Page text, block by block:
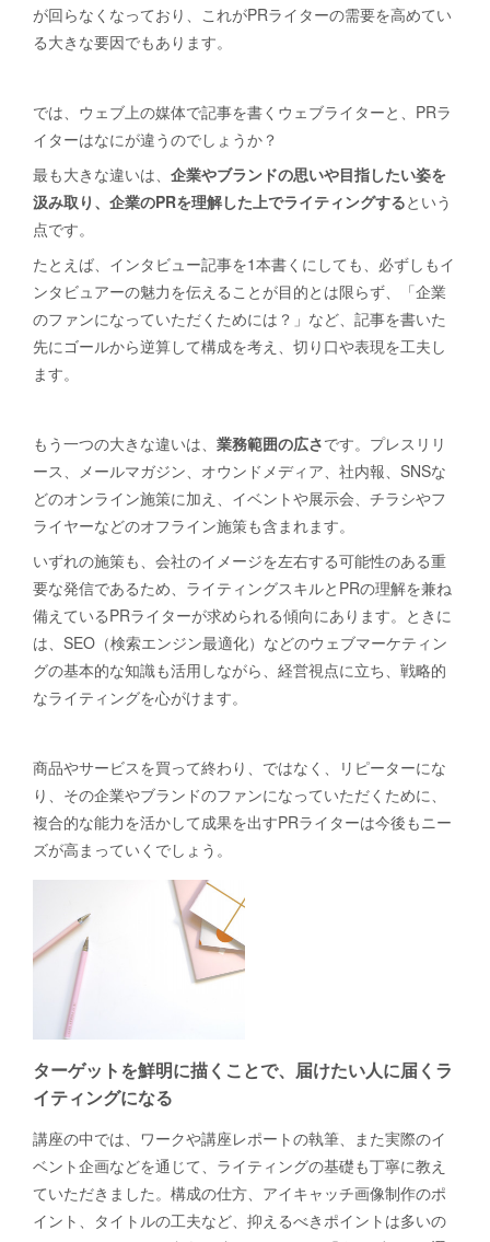
が回らなくなっており、これがPRライターの需要を高めてい
る大きな要因でもあります。
では、ウェブ上の媒体で記事を書くウェブライターと、PRラ
イターはなにが違うのでしょうか？
最も大きな違いは、 企業やブランドの思いや目指したい姿を
汲み取り、企業のPRを理解した上でライティングするという
点です。
たとえば、インタビュー記事を1本書くにしても、必ずしもイ
ンタビュアーの魅力を伝えることが目的とは限らず、「企業
のファンになっていただくためには？」など、記事を書いた
先にゴールから逆算して構成を考え、切り口や表現を工夫し
ます。
もう一つの大きな違いは、 業務範囲の広さです。プレスリリ
ース、メールマガジン、オウンドメディア、社内報、SNSな
どのオンライン施策に加え、イベントや展示会、チラシやフ
ライヤーなどのオフライン施策も含まれます。
いずれの施策も、会社のイメージを左右する可能性のある重
要な発信であるため、ライティングスキルとPRの理解を兼ね
備えているPRライターが求められる傾向にあります。ときに
は、SEO（検索エンジン最適化）などのウェブマーケティン
グの基本的な知識も活用しながら、経営視点に立ち、戦略的
なライティングを心がけます。
商品やサービスを買って終わり、ではなく、リピーターにな
り、その企業やブランドのファンになっていただくために、
複合的な能力を活かして成果を出すPRライターは今後もニー
ズが高まっていくでしょう。
ターゲットを鮮明に描くことで、届けたい人に届くラ
イティングになる
講座の中では、ワークや講座レポートの執筆、また実際のイ
ベント企画などを通じて、ライティングの基礎も丁寧に教え
ていただきました。構成の仕方、アイキャッチ画像制作のポ
イント、タイトルの工夫など、抑えるべきポイントは多いの